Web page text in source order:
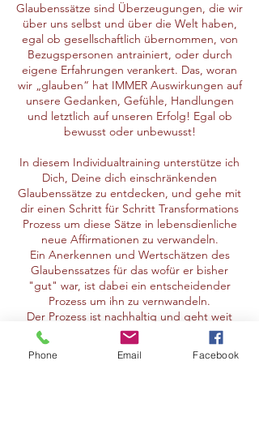
Glaubenssätze sind Überzeugungen, die wir
über uns selbst und über die Welt haben,
egal ob gesellschaftlich übernommen, von
Bezugspersonen antrainiert, oder durch
eigene Erfahrungen verankert. Das, woran
wir „glauben“ hat IMMER Auswirkungen auf
unsere Gedanken, Gefühle, Handlungen
und letztlich auf unseren Erfolg! Egal ob
bewusst oder unbewusst!
In diesem Individualtraining unterstütze ich
Dich, Deine dich einschränkenden
Glaubenssätze zu entdecken, und gehe mit
dir einen Schritt für Schritt Transformations
Prozess um diese Sätze in lebensdienliche
neue Affirmationen zu verwandeln.
Ein Anerkennen und Wertschätzen des
Glaubenssatzes für das wofür er bisher
"gut" war, ist dabei ein entscheidender
Prozess um ihn zu vernwandeln.
Der Prozess ist nachhaltig und geht weit
über eine Neuformulierung eines satzes
Phone Email Facebook